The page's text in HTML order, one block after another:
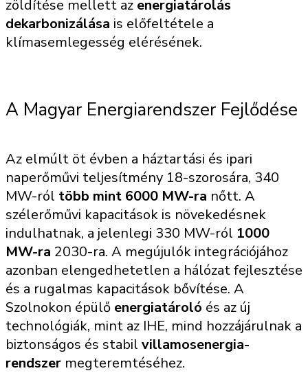
zöldítése mellett az energiatárolás
dekarbonizálása is előfeltétele a
klímasemlegesség elérésének.
A Magyar Energiarendszer Fejlődése
Az elmúlt öt évben a háztartási és ipari
naperőművi teljesítmény 18-szorosára, 340
MW-ról több mint 6000 MW-ra nőtt. A
szélerőművi kapacitások is növekedésnek
indulhatnak, a jelenlegi 330 MW-ról 1000
MW-ra 2030-ra. A megújulók integrációjához
azonban elengedhetetlen a hálózat fejlesztése
és a rugalmas kapacitások bővítése. A
Szolnokon épülő energiatároló és az új
technológiák, mint az IHE, mind hozzájárulnak a
biztonságos és stabil villamosenergia-
rendszer megteremtéséhez.